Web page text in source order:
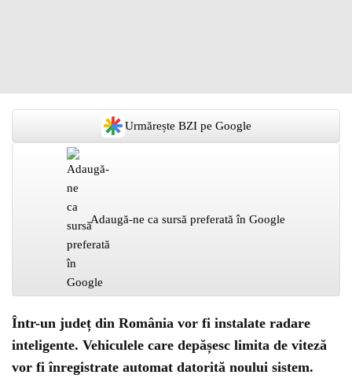
Urmărește BZI pe Google
Adaugă-ne ca sursă preferată în Google
Într-un județ din România vor fi instalate radare
inteligente. Vehiculele care depășesc limita de viteză
vor fi înregistrate automat datorită noului sistem.